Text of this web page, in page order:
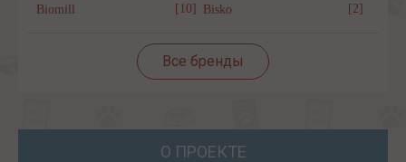
Biomill
[10] Bisko [2]
Все бренды
О ПРОЕКТЕ